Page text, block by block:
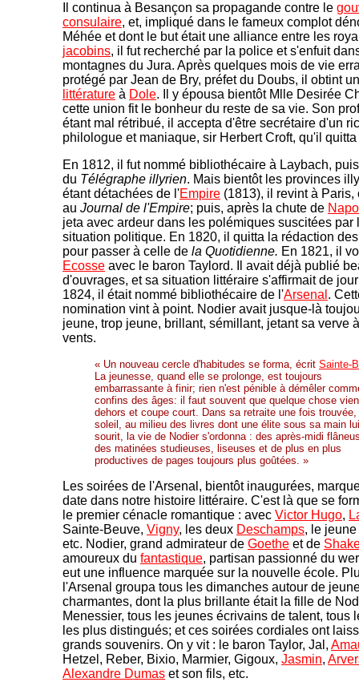
Il continua à Besançon sa propagande contre le
consulaire, et, impliqué dans le fameux complot
Méhée et dont le but était une alliance entre les
jacobins, il fut recherché par la police et s'enfuit
montagnes du Jura. Après quelques mois de vie
protégé par Jean de Bry, préfet du Doubs, il obtint
littérature à Dole. Il y épousa bientôt Mlle Desirée
cette union fit le bonheur du reste de sa vie. Son
étant mal rétribué, il accepta d'être secrétaire d'un
philologue et maniaque, sir Herbert Croft, qu'il
En 1812, il fut nommé bibliothécaire à Laybach,
du Télégraphe illyrien. Mais bientôt les provinces
étant détachées de l'Empire (1813), il revint à Paris,
au Journal de l'Empire; puis, après la chute de
jeta avec ardeur dans les polémiques suscitées par
situation politique. En 1820, il quitta la rédaction
pour passer à celle de la Quotidienne. En 1821, il
Ecosse avec le baron Taylord. Il avait déjà publié
d'ouvrages, et sa situation littéraire s'affirmait de
1824, il était nommé bibliothécaire de l'Arsenal .
nomination vint à point. Nodier avait jusque-là
jeune, trop jeune, brillant, sémillant, jetant sa verve
vents.
« Un nouveau cercle d'habitudes se forma, écrit Sainte-
La jeunesse, quand elle se prolonge, est toujours
embarrassante à finir; rien n'est pénible à démêler
confins des âges: il faut souvent que quelque chose
dehors et coupe court. Dans sa retraite une fois trouvée,
soleil, au milieu des livres dont une élite sous sa main lui
sourit, la vie de Nodier s'ordonna : des après-midi
des matinées studieuses, liseuses et de plus en plus
productives de pages toujours plus goûtées. »
Les soirées de l'Arsenal, bientôt inaugurées,
date dans notre histoire littéraire. C'est là que se
le premier cénacle romantique : avec Victor Hugo,
Sainte-Beuve, Vigny, les deux Deschamps, le jeune
etc. Nodier, grand admirateur de Goethe et de
amoureux du fantastique, partisan passionné du
eut une influence marquée sur la nouvelle école.
l'Arsenal groupa tous les dimanches autour de
charmantes, dont la plus brillante était la fille de
Menessier, tous les jeunes écrivains de talent, tous
les plus distingués; et ces soirées cordiales ont
grands souvenirs. On y vit : le baron Taylor, Jal,
Hetzel, Reber, Bixio, Marmier, Gigoux, Jasmin,
Alexandre Dumas et son fils, etc.